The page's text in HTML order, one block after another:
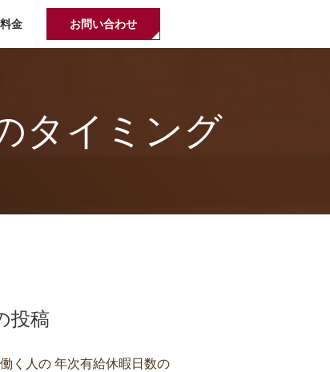
料金 お問い合わせ
タイミング
投稿
く人の 年次有給休暇日数の